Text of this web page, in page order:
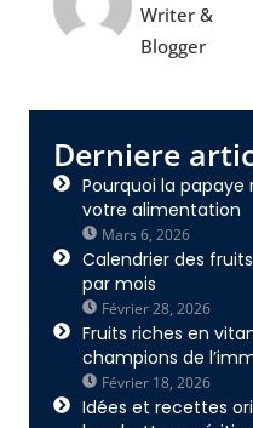
Writer &
Blogger
Derniere
Pourquoi la
votre alimentation
Mars 6, 2026
Calendrier des
par mois
Février 28, 2026
Fruits riches en
champions de
Février 18, 2026
Idées et recettes